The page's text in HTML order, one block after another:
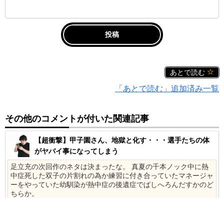
あとで読む
「あとで読む」追加済み一覧
その他のコメントが付いた関連記事
【超衝撃】甲子園さん、地獄と化す・・・選手たちの体
がヤバイ事になってしまう
足立充の次回作のネタは決まったな。 真夏の千本ノック中に熱
中症死した双子の片割れの為か練習に付き合っていたマネージャ
ーをやっていた幼馴染が熱中症の後遺症でぱしへろんだすかのど
ちらか。